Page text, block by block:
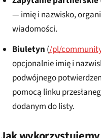
— imię i nazwisko,
wiadomości.
Biuletyn (/pl/
opcjonalnie imię i
podwójnego
pomocą linku
dodanym do listy.